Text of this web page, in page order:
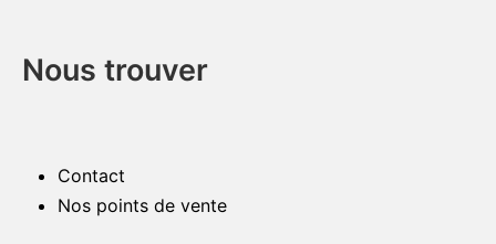
Nous trouver
Contact
Nos points de vente